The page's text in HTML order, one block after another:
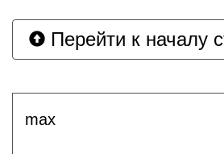
Перейти к началу
max